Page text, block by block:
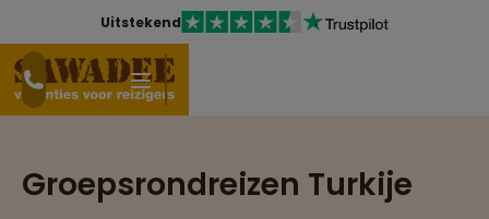
Uitstekend
Groepsrondreizen Turkije